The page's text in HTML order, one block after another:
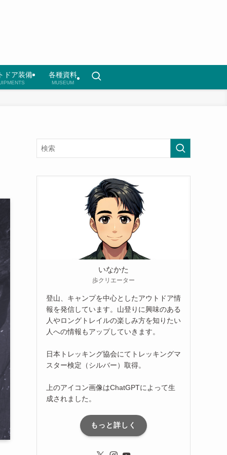
ドア装備 各種資料
MUSEUM
いなかた
歩クリエーター
登山、キャンプを中心としたアウトドア情
報を発信しています。山登りに興味のある
人やロングトレイルの楽しみ方を知りたい
人への情報もアップしていきます。
日本トレッキング協会にてトレッキングマ
スター検定（シルバー）取得。
上のアイコン画像はChatGPTによって生
成されました。
もっと詳しく